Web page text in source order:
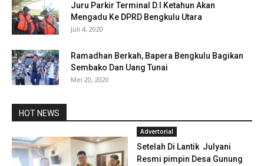
Juru Parkir Terminal D.I Ketahun Akan
Mengadu Ke DPRD Bengkulu Utara
Juli 4, 2020
Ramadhan Berkah, Bapera Bengkulu Bagikan
Sembako Dan Uang Tunai
Mei 20, 2020
HOT NEWS
Advertorial
Setelah Di Lantik Julyani
Resmi pimpin Desa Gunung